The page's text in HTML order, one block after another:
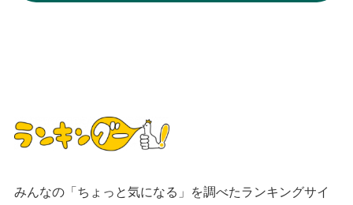
みんなの「ちょっと気になる」を調べたランキングサイ